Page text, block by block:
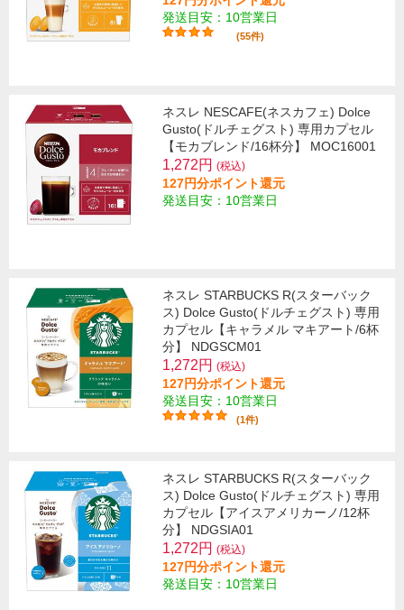
発送目安：10営業日
(55件)
ネスレ NESCAFE(ネスカフェ) Dolce
Gusto(ドルチェグスト) 専用カプセル
【モカブレンド/16杯分】 MOC16001
1,272円 (税込)
127円分ポイント還元
発送目安：10営業日
ネスレ STARBUCKS R(スターバック
ス) Dolce Gusto(ドルチェグスト) 専用
カプセル【キャラメル マキアート/6杯
分】 NDGSCM01
1,272円 (税込)
127円分ポイント還元
発送目安：10営業日
(1件)
ネスレ STARBUCKS R(スターバック
ス) Dolce Gusto(ドルチェグスト) 専用
カプセル【アイスアメリカーノ/12杯
分】 NDGSIA01
1,272円 (税込)
127円分ポイント還元
発送目安：10営業日